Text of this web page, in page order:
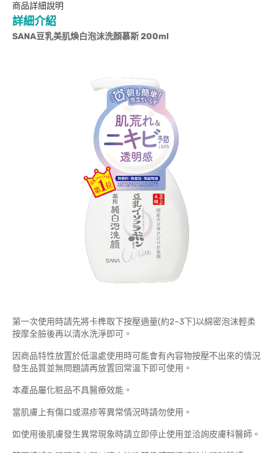
商品詳細說明
詳細介紹
SANA豆乳美肌煥白泡沫洗顏慕斯 200ml
第一次使用時請先將卡榫取下按壓適量(約2~3下)以綿密泡沫輕柔
按摩全臉後再以清水洗淨即可。
因商品特性放置於低溫處使用時可能會有內容物按壓不出來的情況
發生品質並無問題請再放置回常溫下即可使用。
本產品屬化粧品不具醫療效能。
當肌膚上有傷口或濕疹等異常情況時請勿使用。
如使用後肌膚發生異常現象時請立即停止使用並洽詢皮膚科醫師。